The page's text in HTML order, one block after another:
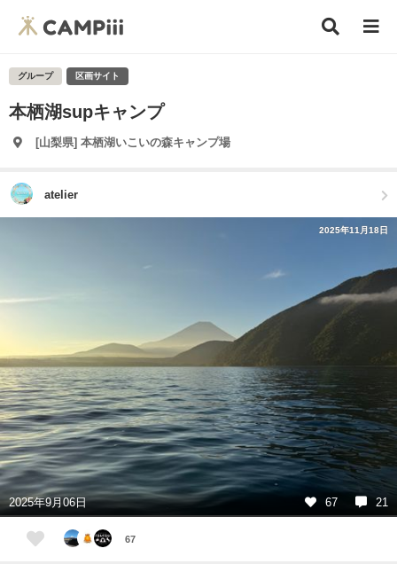
グループ 区画サイト
本栖湖supキャンプ
[山梨県] 本栖湖いこいの森キャンプ場
atelier
2025年11月18日
2025年9月06日 67 21
67